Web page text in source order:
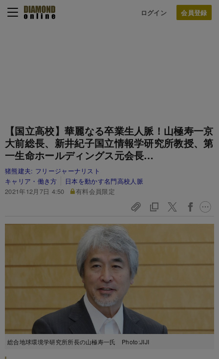
ログイン
【国立高校】華麗なる卒業生人脈！山極寿一京
大前総長、新井紀子国立情報学研究所教授、第
一生命ホールディングス元会長…
猪熊建夫: フリージャーナリスト
キャリア・働き方
日本を動かす名門高校人脈
2021年12月7日 4:50
有料会員限定
総合地球環境学研究所所長の山極寿一氏 Photo:JIJI